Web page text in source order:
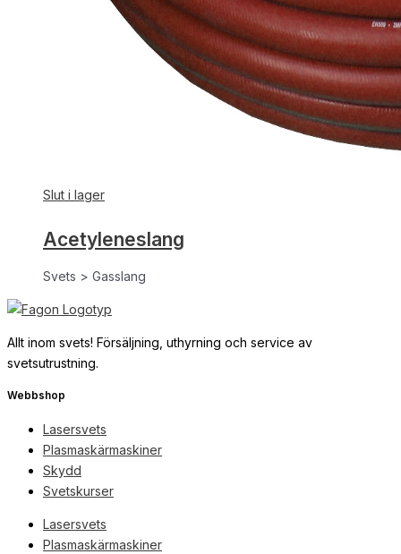
Slut i lager
Acetyleneslang
Svets > Gasslang
Allt inom svets! Försäljning, uthyrning och service av
svetsutrustning.
Webbshop
Lasersvets
Plasmaskärmaskiner
Skydd
Svetskurser
Lasersvets
Plasmaskärmaskiner